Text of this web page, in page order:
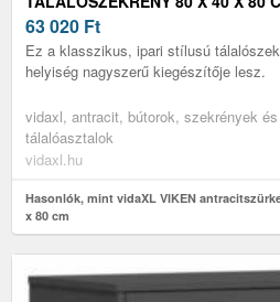
63 020 Ft
Ez a klasszikus, ipari stílusú
helyiség nagyszerű kiegészítője lesz.
vidaxl, antracit, bútorok, szekrények
tálalóasztalok
vidaxl.hu
Hasonlók, mint vidaXL VIKEN
x 80 cm